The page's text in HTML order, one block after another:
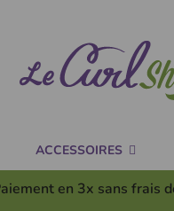
ACCESSOIRES
en 3x sans frais